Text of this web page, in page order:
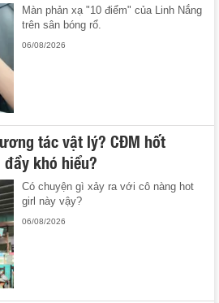
Màn phản xạ "10 điểm" của Linh Nắng
trên sân bóng rổ.
06/08/2026
tác vật lý? CĐM hốt
khó hiểu?
Có chuyện gì xảy ra với cô nàng hot
girl này vậy?
06/08/2026